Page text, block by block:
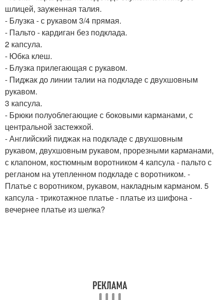
шлицей, зауженная талия.
- Блузка - с рукавом 3/4 прямая.
- Пальто - кардиган без подклада.
2 капсула.
- Юбка клеш.
- Блузка прилегающая с рукавом.
- Пиджак до линии талии на подкладе с двухшовным
рукавом.
3 капсула.
- Брюки полуоблегающие с боковыми карманами, с
центральной застежкой.
- Английский пиджак на подкладе с двухшовным
рукавом, двухшовным рукавом, прорезными карманами,
с клапоном, костюмным воротником 4 капсула - пальто с
регланом на утепленном подкладе с воротником. -
Платье с воротником, рукавом, накладным карманом. 5
капсула - трикотажное платье - платье из шифона -
вечернее платье из шелка?